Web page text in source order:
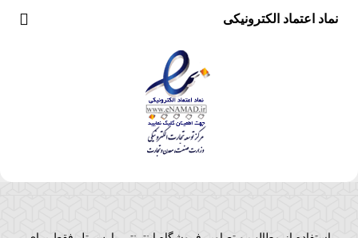
نماد اعتماد الکترونیکی